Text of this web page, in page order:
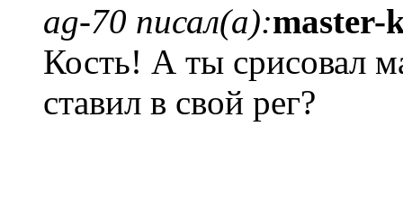
ag-70 писал(а):master-
Кость! А ты срисовал
ставил в свой рег?